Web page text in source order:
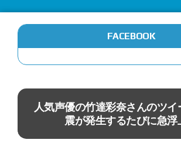
FACEBOOK
人気声優の竹達彩奈さんのツ
震が発生するたびに急浮